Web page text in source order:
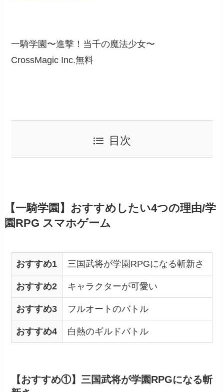
一騎学園〜進撃！当千の魔法少女〜
CrossMagic Inc.無料
目次
【一騎学園】おすすめしたい4つの理由/学
園RPG スマホゲーム
おすすめ1 三国武将が学園RPGになる斬新さ
おすすめ2 キャラクターが可愛い
おすすめ3 フルオートのバトル
おすすめ4 白熱のギルドバトル
【おすすめ①】三国武将が学園RPGになる斬